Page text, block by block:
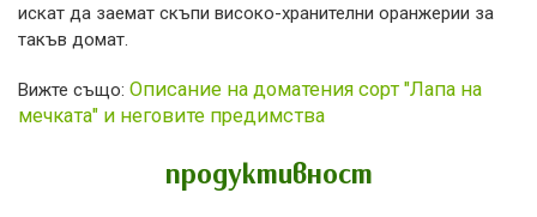
искат да заемат скъпи високо-хранителни оранжерии за
такъв домат.
Вижте също: Описание на доматения сорт "Лапа на
мечката" и неговите предимства
продуктивност